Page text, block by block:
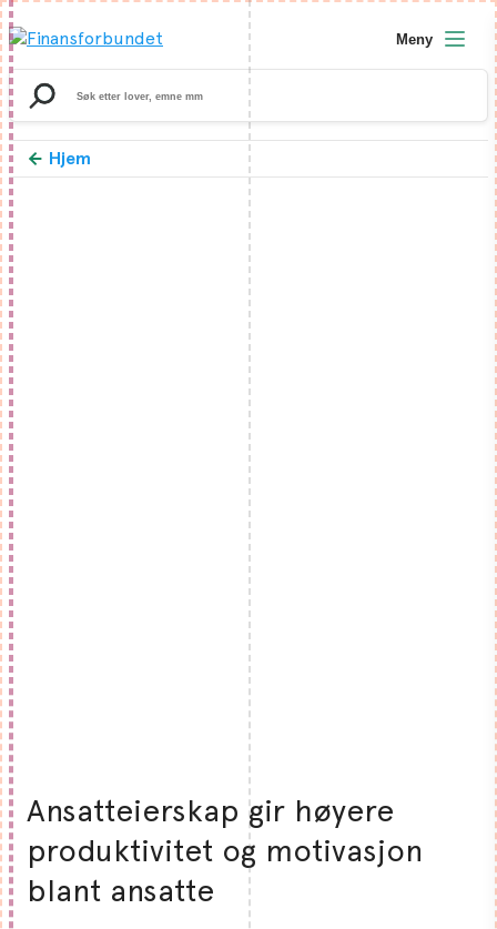
Search
for:
Meny
Hjem
Ansatteierskap gir høyere
produktivitet og motivasjon
blant ansatte